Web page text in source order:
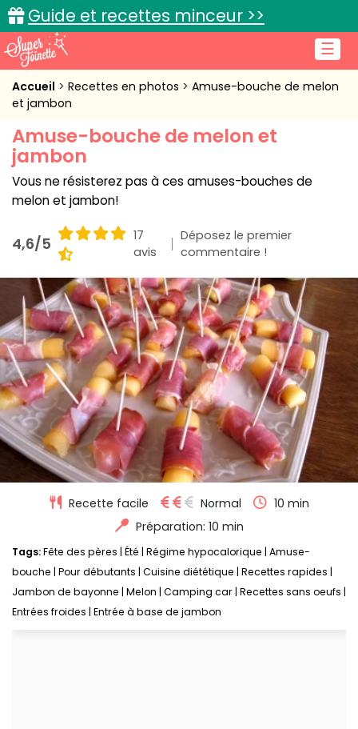
☰
Guide et recettes minceur >>
Accueil
Cuisine pratique
L'actu cuisine
Accueil Recettes en photos
Amuse-bouche de melon
et jambon
Amuse-bouche de melon et
jambon
Vous ne résisterez pas à ces amuses-bouches de
melon et jambon!
4,6/5
17
avis
Déposez le premier
commentaire !
Recette facile Normal
10 min
Préparation: 10 min
Tags:Fête des pères Été Régime hypocalorique Amuse-
bouche Pour débutants Cuisine diététique Recettes rapides
Jambon de bayonne Melon Camping car Recettes sans oeufs
Entrées froides Entrée à base de jambon